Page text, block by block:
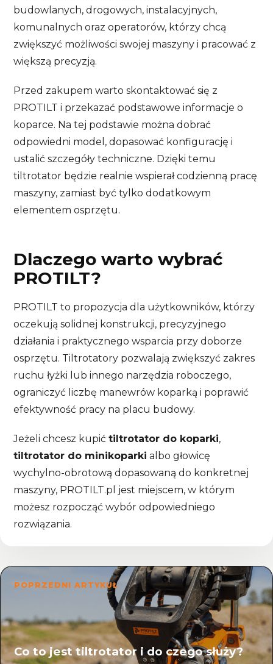
budowlanych, drogowych, instalacyjnych,
komunalnych oraz operatorów, którzy chcą
zwiększyć możliwości swojej maszyny i pracować z
większą precyzją.
Przed zakupem warto skontaktować się z
PROTILT i przekazać podstawowe informacje o
koparce. Na tej podstawie można dobrać
odpowiedni model, dopasować konfigurację i
ustalić szczegóły techniczne. Dzięki temu
tiltrotator będzie realnie wspierał codzienną pracę
maszyny, zamiast być tylko dodatkowym
elementem osprzętu.
Dlaczego warto wybrać
PROTILT?
PROTILT to propozycja dla użytkowników, którzy
oczekują solidnej konstrukcji, precyzyjnego
działania i praktycznego wsparcia przy doborze
osprzętu. Tiltrotatory pozwalają zwiększyć zakres
ruchu łyżki lub innego narzędzia roboczego,
ograniczyć liczbę manewrów koparką i poprawić
efektywność pracy na placu budowy.
Jeżeli chcesz kupićtiltrotator do koparki,
tiltrotator do minikoparki albo głowicę
wychylno-obrotową dopasowaną do konkretnej
maszyny, PROTILT.pl jest miejscem, w którym
możesz rozpocząć wybór odpowiedniego
rozwiązania.
POPRZEDNI ARTYKUŁ
Co to jest tiltrotator i do czego służy?